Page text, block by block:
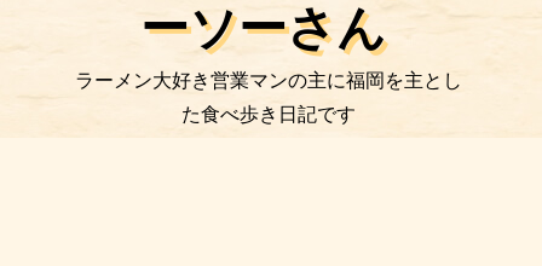
ーソーさん
ラーメン大好き営業マンの主に福岡を主とし
た食べ歩き日記です